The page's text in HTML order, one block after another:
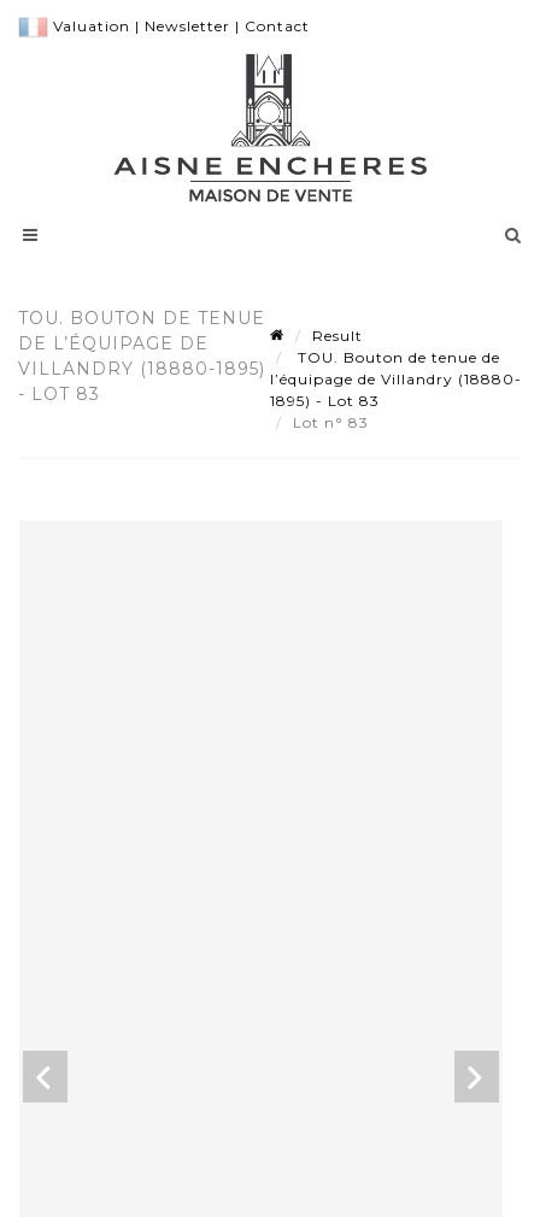
Valuation | Newsletter | Contact
TOU. BOUTON DE TENUE
DE L’ÉQUIPAGE DE
VILLANDRY (18880-1895)
- LOT 83
Result
TOU. Bouton de tenue de
l’équipage de Villandry (18880-
1895) - Lot 83
Lot n° 83